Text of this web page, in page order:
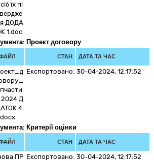
їх пі
ДОДА
1.doc
Проект договору
СТАН ДАТА ТА ЧАС
2024 Д
4.
docx
Експортовано: 30-04-2024, 12:17:52
Критерії оцінки
СТАН ДАТА ТА ЧАС
ПР Експортовано: 30-04-2024, 12:17:52